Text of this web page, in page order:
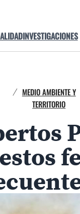
INVESTIGACIONES
/
MEDIO AMBIENTE Y
TERRITORIO